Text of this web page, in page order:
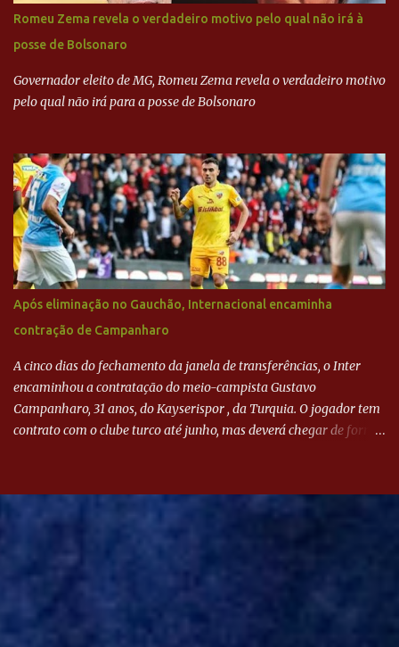
diretamente com o paulista. Depoimentos mostram como o
dinheiro da Odebrecht bancou a campanha de Serra em 2010 Leia
mais... A Lava Jato chega ao PSDB | VEJA.com
Romeu Zema revela o verdadeiro motivo pelo qual não irá à
posse de Bolsonaro
Governador eleito de MG, Romeu Zema revela o verdadeiro motivo
pelo qual não irá para a posse de Bolsonaro
Após eliminação no Gauchão, Internacional encaminha
contração de Campanharo
A cinco dias do fechamento da janela de transferências, o Inter
encaminhou a contratação do meio-campista Gustavo
Campanharo, 31 anos, do Kayserispor , da Turquia. O jogador tem
contrato com o clube turco até junho, mas deverá chegar de forma
Evian, da França, Hellas Verona, da Itália, e Ludogorets, da
Bulgária. O último clube brasileiro foi a Chapecoense, em 2020.
concretizada, o jogador chegará ao Beira-Rio para ser mais uma
opção de Mano Menezes no setor de meio-campo. Atualmente, na
Turquia, Gustavo Campanharo vem atuando como volante, mas